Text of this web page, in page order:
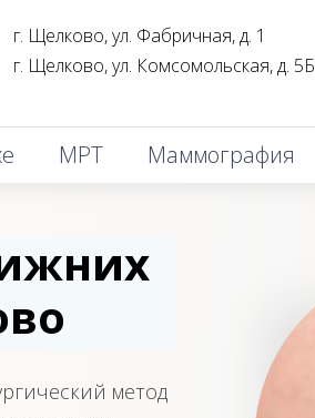
г. Щелково, ул. Фабричная, д. 1
г. Щелково, ул. Комсомольская, д. 5Б
МРТ Маммография
метод